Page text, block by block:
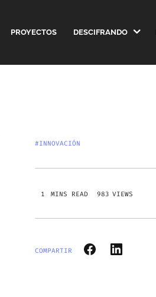
PROYECTOS DESCIFRANDO
#INNOVACIÓN
VIEWS
983
COMPARTIR